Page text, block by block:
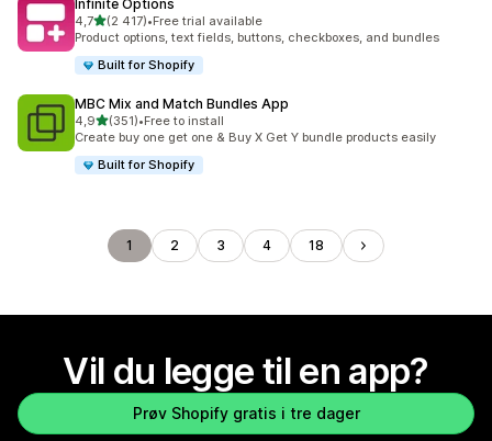
Infinite Options
4,7av 5 stjerner
(2 417)
Totalt 2417 omtaler
•Free trial available
Product options, text fields, buttons, checkboxes, and bundles
Built for Shopify
MBC Mix and Match Bundles App
4,9av 5 stjerner
(351)
Totalt 351 omtaler
•Free to install
Create buy one get one & Buy X Get Y bundle products easily
Built for Shopify
1 2 3 4 18
Vil du legge til en app?
Prøv Shopify gratis i tre dager